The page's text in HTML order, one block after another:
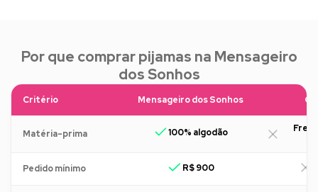
Por que comprar pijamas na Mensageiro
dos Sonhos
Critério Mensageiro dos Sonhos
Matéria-prima 100% algodão
Pedido mínimo R$ 900